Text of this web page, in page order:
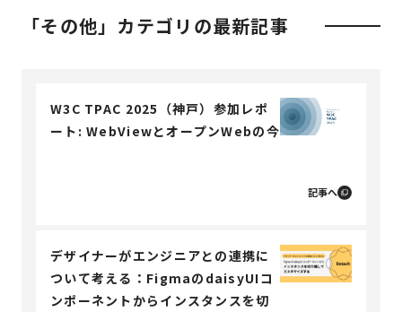
「その他」カテゴリの最新記事
W3C TPAC 2025（神戸）参加レポ
ート: WebViewとオープンWebの今
記事へ
デザイナーがエンジニアとの連携に
ついて考える：FigmaのdaisyUIコ
ンポーネントからインスタンスを切